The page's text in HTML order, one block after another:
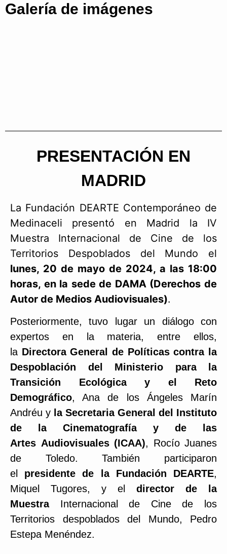
Galería de imágenes
PRESENTACIÓN EN
MADRID
La Fundación DEARTE Contemporáneo de
Medinaceli presentó en Madrid la IV
Muestra Internacional de Cine de los
Territorios Despoblados del Mundo el
lunes, 20 de mayo de 2024, a las 18:00
horas, en la sede de DAMA (Derechos de
Autor de Medios Audiovisuales).
Posteriormente, tuvo lugar un diálogo con
expertos en la materia, entre ellos,
la Directora General de Políticas contra la
Despoblación del Ministerio para la
Transición Ecológica y el Reto
Demográfico, Ana de los Ángeles Marín
Andréu y la Secretaria General del Instituto
de la Cinematografía y de las
Artes Audiovisuales (ICAA), Rocío Juanes
de Toledo. También participaron
el presidente de la Fundación DEARTE,
Miquel Tugores, y el director de la
MuestraInternacional de Cine de los
Territorios despoblados del Mundo, Pedro
Estepa Menéndez.